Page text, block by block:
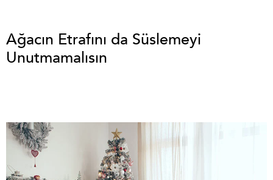
Ağacın Etrafını da Süslemeyi
Unutmamalısın